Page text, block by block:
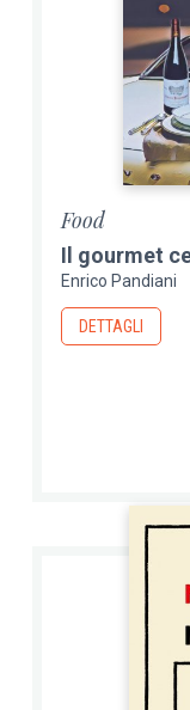
Food
Il gourmet
Enrico Pandiani
DETTAGLI